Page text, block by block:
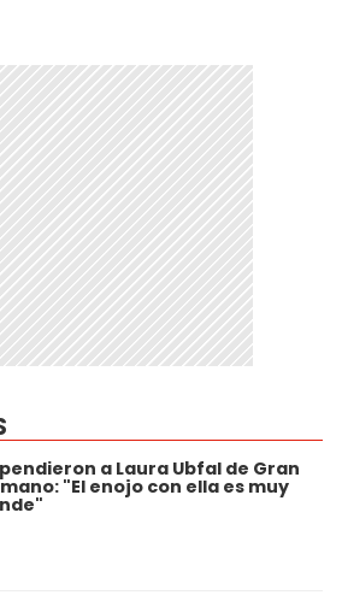
a Laura Ubfal de Gran
"El enojo con ella es muy